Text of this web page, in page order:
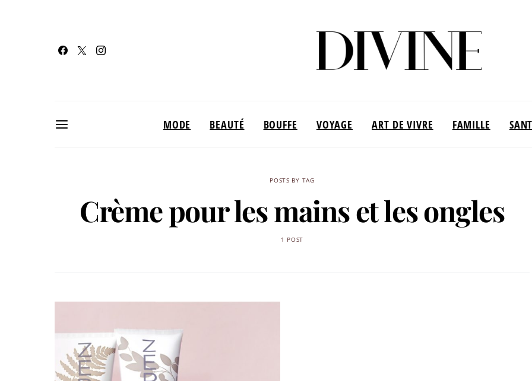
MODE BEAUTÉ BOUFFE VOYAGE ART DE VIVRE FAMILLE
POSTS BY TAG
Crème pour les mains et les ongles
1 POST